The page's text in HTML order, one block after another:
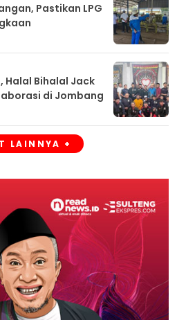
Pastikan LPG
Halal Bihalal Jack
di Jombang
LAINNYA +